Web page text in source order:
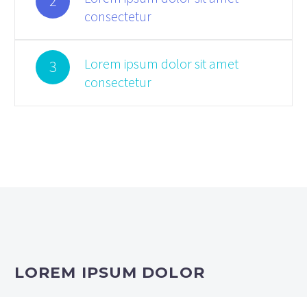
consectetur
3
Lorem ipsum dolor sit amet
consectetur
LOREM IPSUM DOLOR